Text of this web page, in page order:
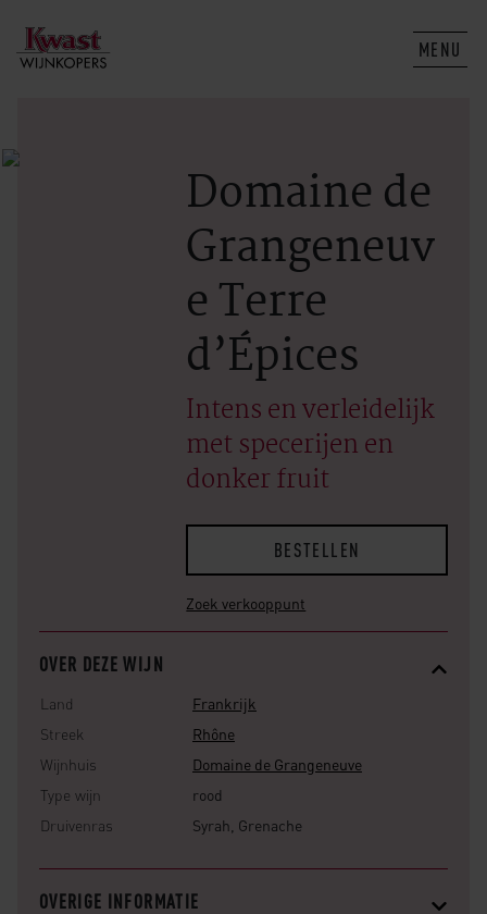
MENU
Domaine de
Grangeneuv
e Terre
d’Épices
Intens en verleidelijk
met specerijen en
donker fruit
BESTELLEN
Zoek verkooppunt
OVER DEZE WIJN
Land
Frankrijk
Streek
Rhône
Wijnhuis
Domaine de Grangeneuve
Type wijn
rood
Druivenras
Syrah, Grenache
OVERIGE INFORMATIE